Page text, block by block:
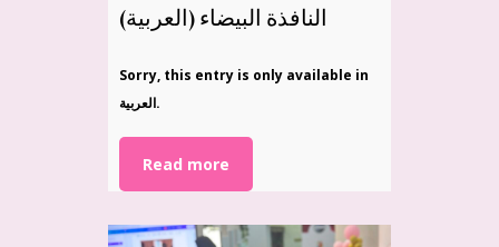
(العربية) النافذة البيضاء
Sorry, this entry is only available in
العربية.
Read more